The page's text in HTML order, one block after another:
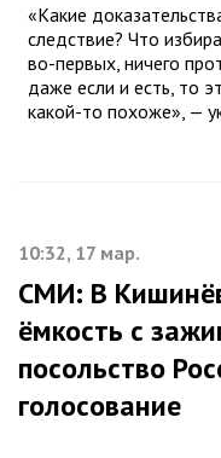
«Какие
следствие? Что
во-первых, ничего
даже если и есть, то
какой-то похоже», —
10:32, 17 мар.
СМИ: В
ёмкость с
посольство
голосование